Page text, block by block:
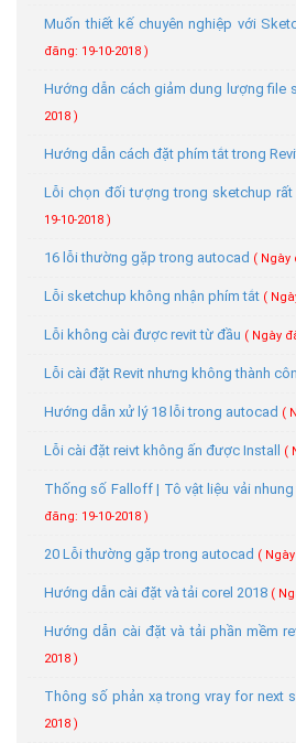
Muốn thiết kế chuyên nghiệp với
đăng: 19-10-2018 )
Hướng dẫn cách giảm dung lượng file
2018 )
Hướng dẫn cách đặt phím tắt trong
Lỗi chọn đối tượng trong sketchup
19-10-2018 )
16 lỗi thường gặp trong autocad ( Ngày
Lỗi sketchup không nhận phím tắt (
Lỗi không cài được revit từ đầu ( Ngày
Lỗi cài đặt Revit nhưng không thành
Hướng dẫn xử lý 18 lỗi trong autocad (
Lỗi cài đặt reivt không ấn được Install (
Thống số Falloff | Tô vật liệu vải
đăng: 19-10-2018 )
20 Lỗi thường gặp trong autocad (
Hướng dẫn cài đặt và tải corel 2018 (
Hướng dẫn cài đặt và tải phần mềm
2018 )
Thông số phản xạ trong vray for next
2018 )